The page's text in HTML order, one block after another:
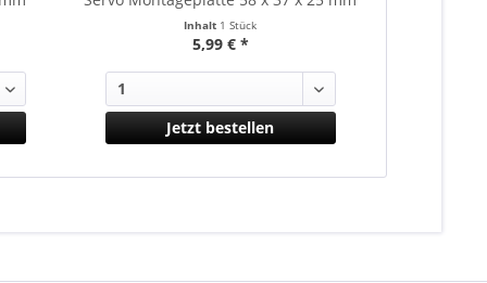
Inhalt 1 Stück
5,99 € *
Jetzt bestellen